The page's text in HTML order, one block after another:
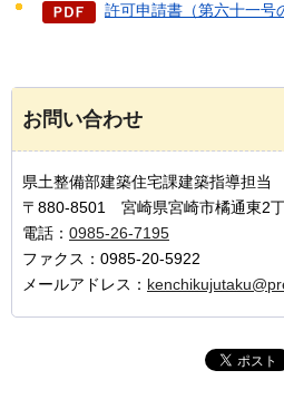
許可申請書（第六十一号
お問い合わせ
県土整備部建築住宅課建築指導担当
〒880-8501 宮崎県宮崎市橘通東2
電話： 0985-26-7195
ファクス：0985-20-5922
メールアドレス：